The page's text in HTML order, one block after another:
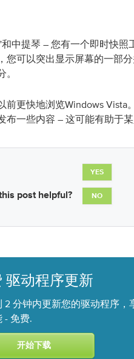
和中提琴 – 您有一个即时快
您可以突出显示屏幕的一部
前更快地浏览Windows Vista
布一些内容 – 这可能有助于
post helpful?
YES
NO
驱动程序更新
2 分钟内更新您的驱动程序，
- 免费.